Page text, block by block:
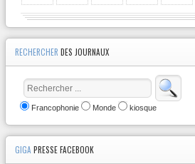
RECHERCHER DES JOURNAUX
Francophonie Monde kiosque
GIGAPRESSE FACEBOOK